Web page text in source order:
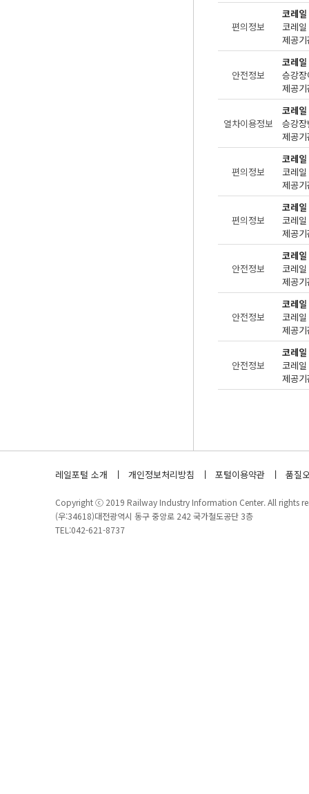
편의정보
코레
제공
안전정보
코레
승강
제공
열차이용정보
코레
승강
제공
편의정보
코레
제공
편의정보
코레
제공
안전정보
코레
제공
안전정보
코레
제공
안전정보
코레
제공
레일포털 소개 개인정보처리방침 포털이용약관 품질
Copyright ⓒ 2019 Railway Industry Information Center. All rights
(우:34618)대전광역시 동구 중앙로 242 국가철도공단 3층
TEL:042-621-8737